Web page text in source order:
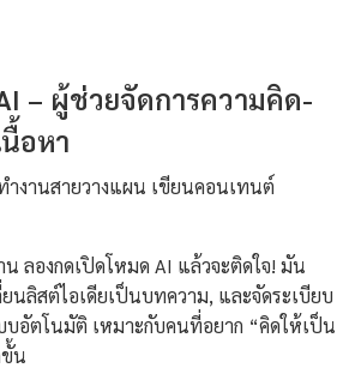
– ผู้ช่วยจัดการความคิด-
อหา
ำงานสายวางแผน เขียนคอนเทนต์
น ลองกดเปิดโหมด AI แล้วจะติดใจ! มัน
นลิสต์ไอเดียเป็นบทความ, และจัดระเบียบ
อัตโนมัติ เหมาะกับคนที่อยาก “คิดให้เป็น
น